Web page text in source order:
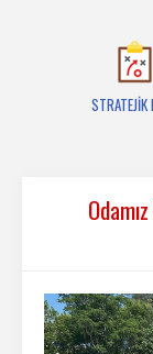
STRATEJİK